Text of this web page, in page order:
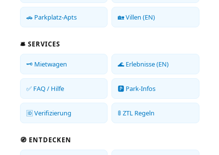
🚗 Parkplatz-Apts 🏡 Villen (EN)
🛎️ SERVICES
🗝️ Mietwagen 🌊 Erlebnisse (EN)
✅ FAQ / Hilfe 🅿️ Park-Infos
🆔 Verifizierung 🚦 ZTL Regeln
🧭 ENTDECKEN